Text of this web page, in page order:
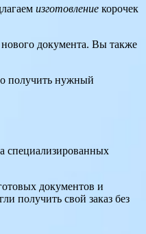
изготовление корочек
нового документа. Вы также
получить нужный
специализированных
документов и
получить свой заказ без